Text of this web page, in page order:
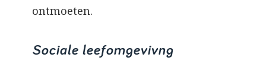
ontmoeten.
Sociale leefomgevivng